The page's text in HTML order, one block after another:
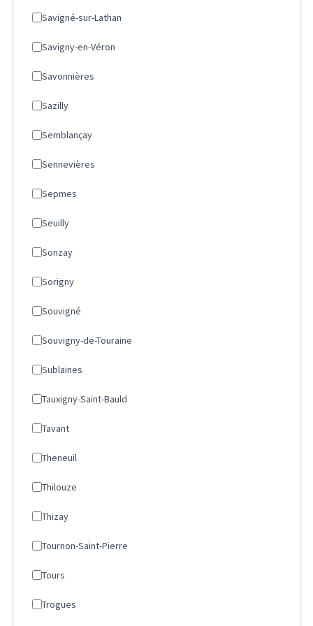
Savigné-sur-Lathan
Savigny-en-Véron
Savonnières
Sazilly
Semblançay
Sennevières
Sepmes
Seuilly
Sonzay
Sorigny
Souvigné
Souvigny-de-Touraine
Sublaines
Tauxigny-Saint-Bauld
Tavant
Theneuil
Thilouze
Thizay
Tournon-Saint-Pierre
Tours
Trogues